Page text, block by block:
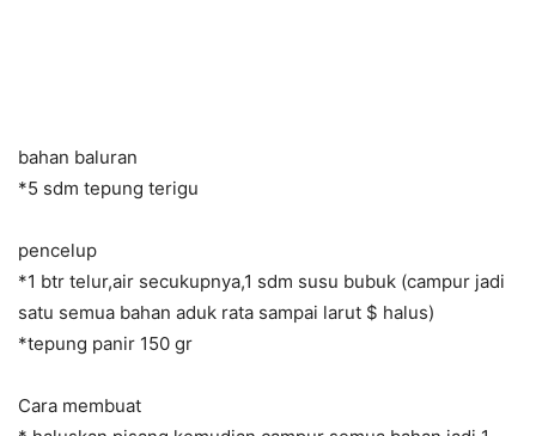
bahan baluran
*5 sdm tepung terigu
pencelup
*1 btr telur,air secukupnya,1 sdm susu bubuk (campur jadi
satu semua bahan aduk rata sampai larut $ halus)
*tepung panir 150 gr
Cara membuat